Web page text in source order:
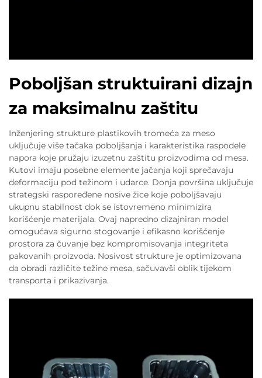
Poboljšan struktuirani dizajn
za maksimalnu zaštitu
Inženjering strukture plastikovih tromeća za meso
uključuje više tačaka poboljšanja i karakteristika raspodele
napora koje pružaju izuzetnu zaštitu proizvodima od mesa.
Kutovi imaju posebne elemente jačanja koji sprečavaju
deformaciju pod težinom i udarce. Donja površina uključuje
strategski raspoređene nosive žice koje poboljšavaju
ukupnu stabilnost dok se istovremeno minimizira
korišćenje materijala. Ovaj napredno dizajniran model
omogućava sigurno stogovanje i efikasno korišćenje
prostora za čuvanje bez kompromisovanja integriteta
pakovanih proizvoda. Nosivost strukture je optimizovana
da obradi različite težine mesa, sačuvavši oblik tijekom
transporta i prikazivanja.